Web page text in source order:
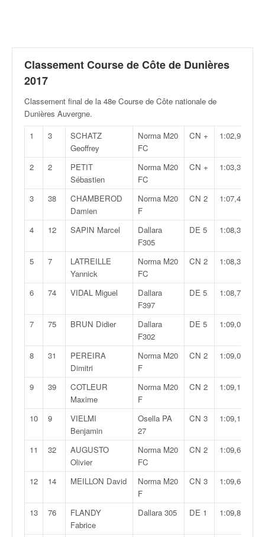
Classement Course de Côte de Dunières
2017
Classement final de la 48e Course de Côte nationale de
Dunières Auvergne.
1
3
SCHATZ
Geoffrey
Norma M20
FC
CN + 1:02,973
2 2
PETIT
Sébastien
Norma M20
FC
CN + 1:03,320
3 38
CHAMBEROD
Damien
Norma M20
F
CN 2 1:07,489
4 12 SAPIN Marcel
Dallara
F305
DE 5 1:08,308
5 7
LATREILLE
Yannick
Norma M20
FC
CN 2 1:08,329
6 74 VIDAL Miguel
Dallara
F397
DE 5 1:08,774
7 75 BRUN Didier
Dallara
F302
DE 5 1:09,019
8 31
PEREIRA
Dimitri
Norma M20
F
CN 2 1:09,086
9 39
COTLEUR
Maxime
Norma M20
F
CN 2 1:09,167
10 9
VIELMI
Benjamin
Osella PA
27
CN 3 1:09,171
11 32
AUGUSTO
Olivier
Norma M20
FC
CN 2 1:09,614
12 14 MEILLON David
Norma M20
F
CN 3 1:09,672
13 76
FLANDY
Fabrice
Dallara 305 DE 1 1:09,831